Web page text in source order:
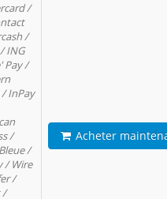
/
/
ING
Pay /
InPay
/
/
/ Wire
/
/
Acheter